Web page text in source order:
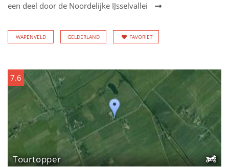
een deel door de Noordelijke IJsselvallei
WAPENVELD GELDERLAND FAVORIET
7.6
Tourtopper